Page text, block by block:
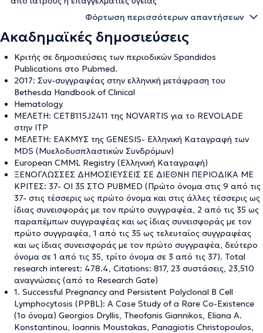
Φόρτωση περισσότερων απαντήσεων
Ακαδημαϊκές δημοσιεύσεις
Κριτής σε δημοσιεύσεις των περιοδικών Spandidos
Publications στο Pubmed.
2017: Συν-συγγραφέας στην ελληνική μετάφραση του
Bethesda Handbook of Clinical
Hematology
ΜΕΛΕΤΗ: CETB115J2411 της NOVARTIS για το REVOLADE
στην ITP
MEΛΕΤΗ: ΕΑΚΜΥΣ της GENESIS- Ελληνική Καταγραφή των
MDS (Μυελοδυσπλαστικών Συνδρόμων)
European CMML Registry (Ελληνική Καταγραφή)
ΞΕΝΟΓΛΩΣΣΕΣ ΔΗΜΟΣΙΕΥΣΕΙΣ ΣΕ ΔΙΕΘΝΗ ΠΕΡΙΟΔΙΚΑ ΜΕ
ΚΡΙΤΕΣ: 37- ΟΙ 35 ΣΤΟ PUBMED (Πρώτο όνομα στις 9 από τις
37- στις τέσσερις ως πρώτο όνομα και στις άλλες τέσσερις ως
ίδιας συνεισφοράς με τον πρώτο συγγραφέα, 2 από τις 35 ως
παραπέμπων συγγραφέας και ως ίδιας συνεισφοράς με τον
πρώτο συγγραφέα, 1 από τις 35 ως τελευταίος συγγραφέας
και ως ίδιας συνεισφοράς με τον πρώτο συγγραφέα, δεύτερο
όνομα σε 1 από τις 35, τρίτο όνομα σε 3 από τις 37). Total
research interest: 478.4, Citations: 817, 23 συστάσεις, 23,510
αναγνώσεις (από το Research Gate)
1. Successful Pregnancy and Persistent Polyclonal B Cell
Lymphocytosis (PPBL): A Case Study of a Rare Co-Existence
(1ο όνομα) Georgios Dryllis, Theofanis Giannikos, Eliana A.
Konstantinou, Ioannis Moustakas, Panagiotis Christopoulos,